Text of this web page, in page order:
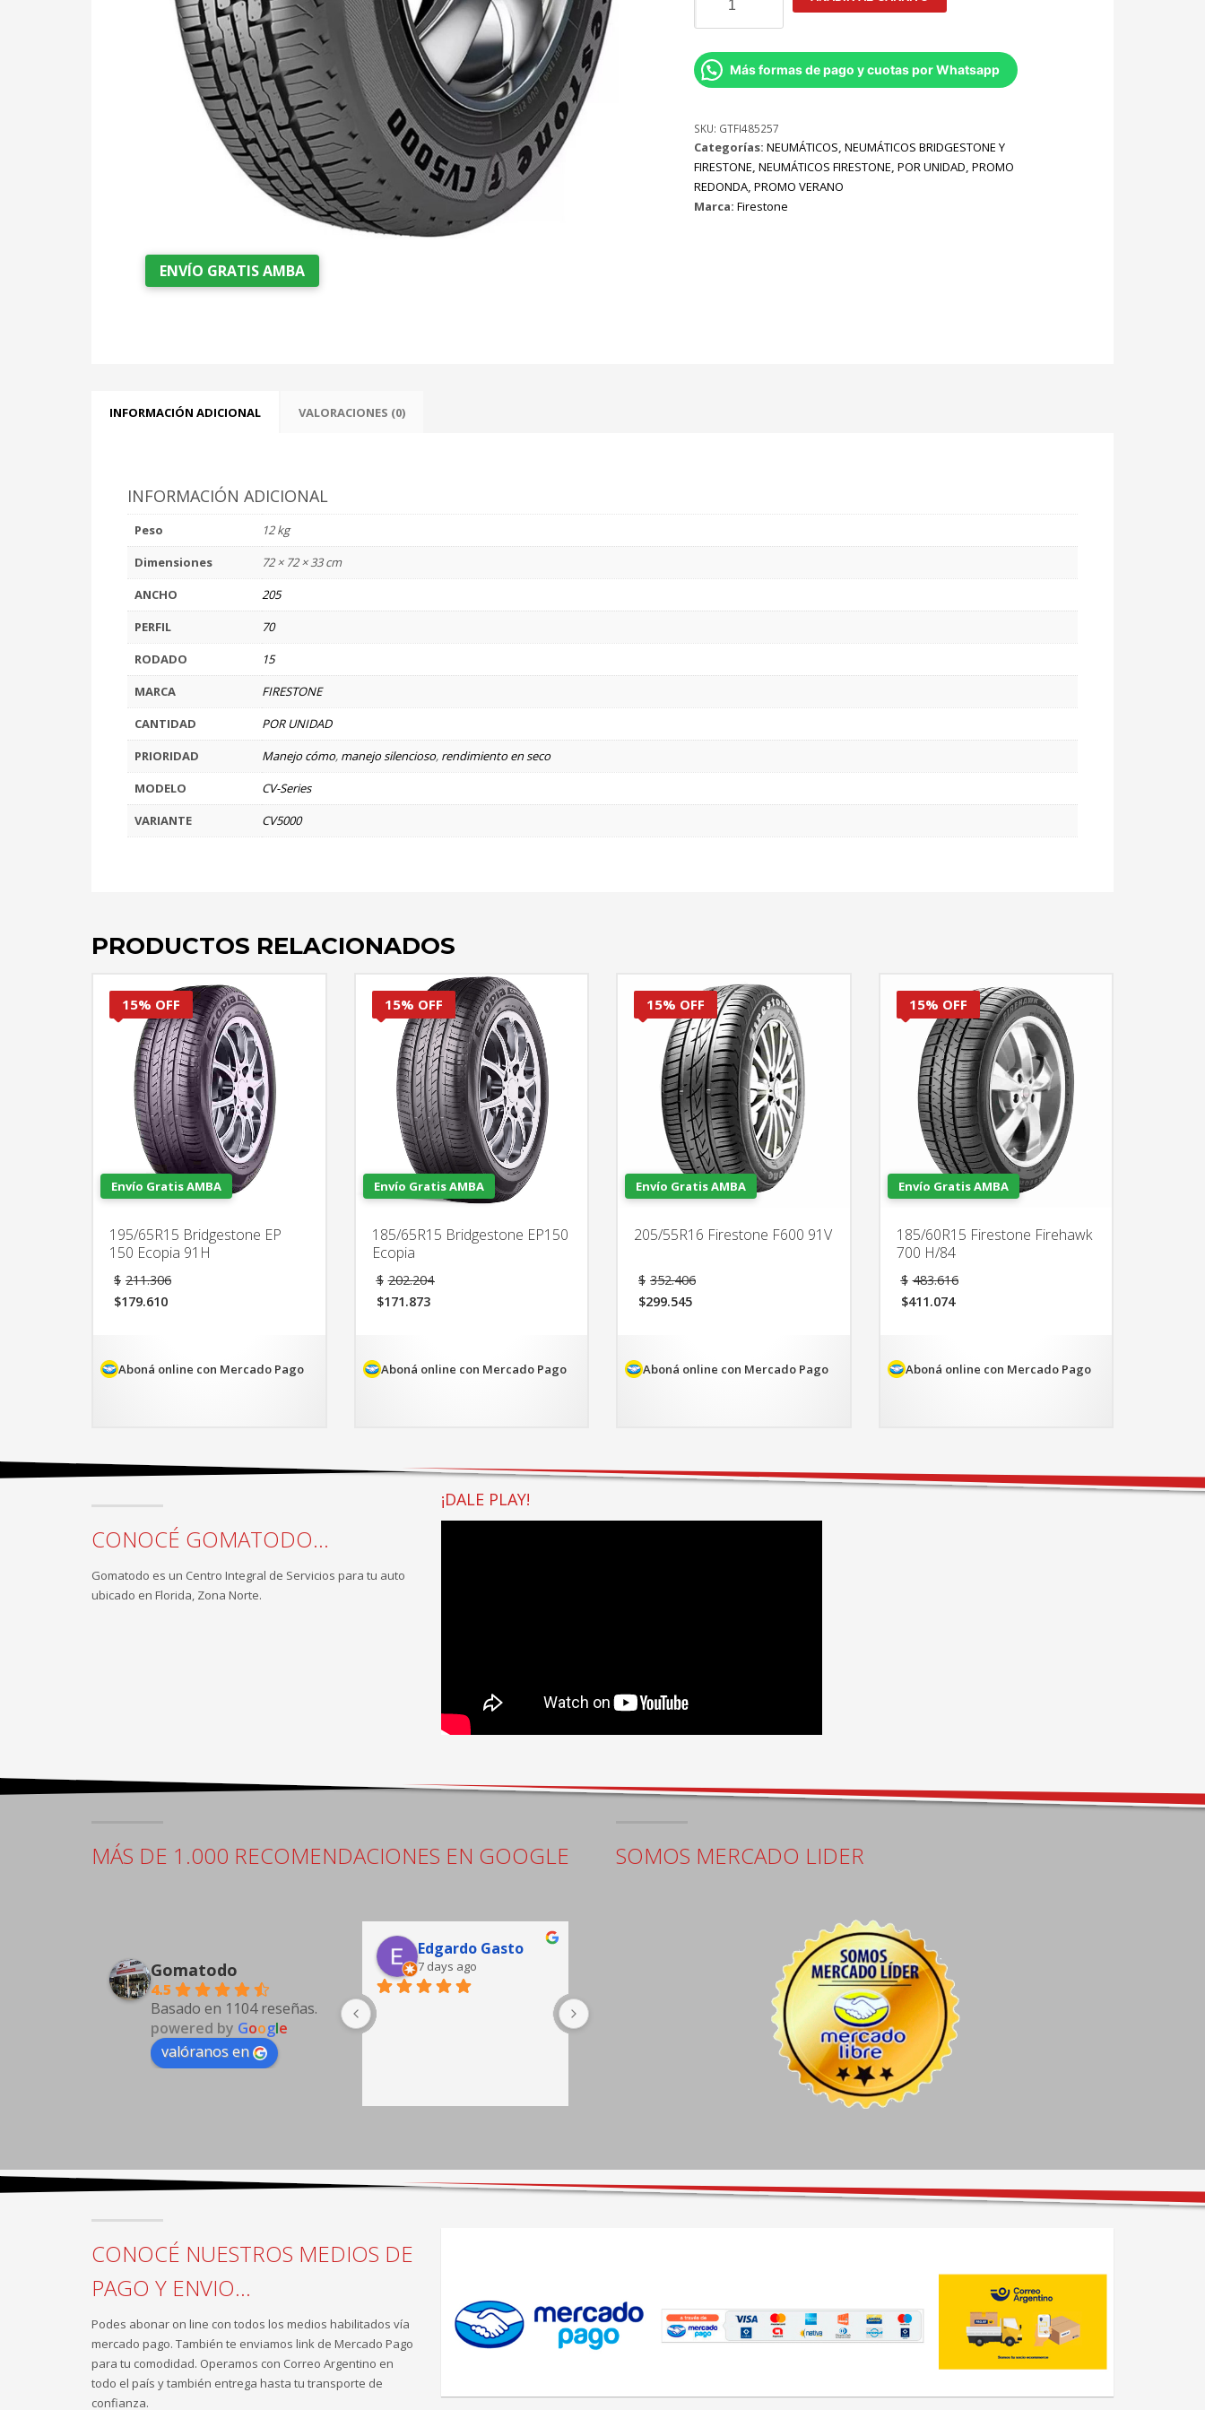
ENVÍO GRATIS AMBA
Firestone
CV5000
106/104/R
cantidadMás formas de pago y cuotas por Whatsapp
SKU: GTFI485257
Categorías: NEUMÁTICOS, NEUMÁTICOS BRIDGESTONE Y
FIRESTONE, NEUMÁTICOS FIRESTONE, POR UNIDAD, PROMO
REDONDA, PROMO VERANO
Marca: Firestone
INFORMACIÓN ADICIONAL VALORACIONES (0)
INFORMACIÓN ADICIONAL
Peso
12 kg
Dimensiones
72 × 72 × 33 cm
ANCHO
205
PERFIL
70
RODADO
15
MARCA
FIRESTONE
CANTIDAD
POR UNIDAD
PRIORIDAD
Manejo cómo, manejo silencioso, rendimiento en seco
MODELO
CV-Series
VARIANTE
CV5000
PRODUCTOS RELACIONADOS
15% OFF
Envío Gratis AMBA
195/65R15 Bridgestone EP
150 Ecopia 91H
$ 211.306
$179.610
es:
$179.610.
Aboná online con Mercado Pago
15% OFF
Envío Gratis AMBA
185/65R15 Bridgestone EP150
Ecopia
$ 202.204
$171.873
es:
$171.873.
Aboná online con Mercado Pago
15% OFF
Envío Gratis AMBA
205/55R16 Firestone F600 91V
$ 352.406
$299.545
es:
$299.545.
Aboná online con Mercado Pago
15% OFF
Envío Gratis AMBA
185/60R15 Firestone Firehawk
700 H/84
$ 483.616
$411.074
es:
$411.074.
Aboná online con Mercado Pago
CONOCÉ GOMATODO...
Gomatodo es un Centro Integral de Servicios para tu auto
ubicado en Florida, Zona Norte.
¡DALE PLAY!
MÁS DE 1.000 RECOMENDACIONES EN GOOGLE
Gomatodo
4.5
Basado en 1104 reseñas.
powered by Google
valóranos en
5 days ago
Edgardo Gasto
7 days ago
Carlos Distefano
16 days ago
Excelente atención pre
venta de Ezequiel, el
personal excelente y las
instalaciones con todo lo
necesario para esperar bien
SOMOS MERCADO LIDER
CONOCÉ NUESTROS MEDIOS DE
PAGO Y ENVIO...
Podes abonar on line con todos los medios habilitados vía
mercado pago. También te enviamos link de Mercado Pago
para tu comodidad. Operamos con Correo Argentino en
todo el país y también entrega hasta tu transporte de
confianza.